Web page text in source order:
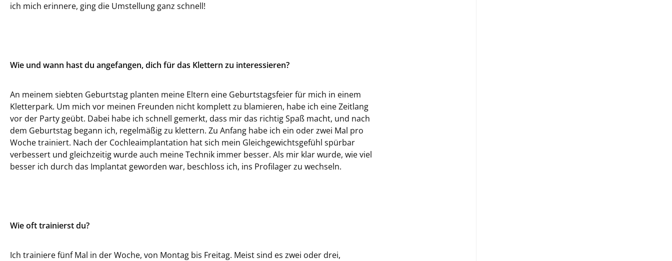
ich mich erinnere, ging die Umstellung ganz schnell!
Wie und wann hast du angefangen, dich für das Klettern zu interessieren?
An meinem siebten Geburtstag planten meine Eltern eine Geburtstagsfeier für mich in einem
Kletterpark. Um mich vor meinen Freunden nicht komplett zu blamieren, habe ich eine Zeitlang
vor der Party geübt. Dabei habe ich schnell gemerkt, dass mir das richtig Spaß macht, und nach
dem Geburtstag begann ich, regelmäßig zu klettern. Zu Anfang habe ich ein oder zwei Mal pro
Woche trainiert. Nach der Cochleaimplantation hat sich mein Gleichgewichtsgefühl spürbar
verbessert und gleichzeitig wurde auch meine Technik immer besser. Als mir klar wurde, wie viel
besser ich durch das Implantat geworden war, beschloss ich, ins Profilager zu wechseln.
Wie oft trainierst du?
Ich trainiere fünf Mal in der Woche, von Montag bis Freitag. Meist sind es zwei oder drei,